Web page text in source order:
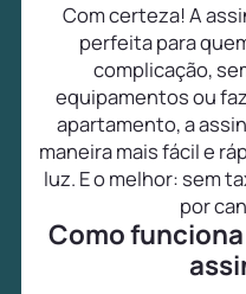
Com certeza! A
perfeita para
complicação,
equipamentos ou
apartamento, a
maneira mais fácil e
luz. E o melhor: sem
por
Como